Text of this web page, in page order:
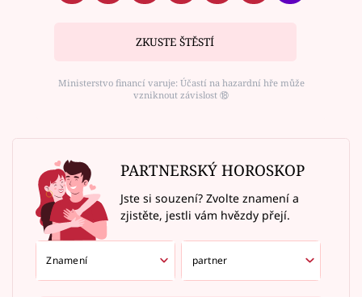
ZKUSTE ŠTĚSTÍ
Ministerstvo financí varuje: Účastí na hazardní hře může
vzniknout závislost ⑱
PARTNERSKÝ HOROSKOP
Jste si souzení? Zvolte znamení a
zjistěte, jestli vám hvězdy přejí.